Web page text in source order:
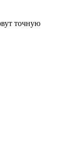
точную